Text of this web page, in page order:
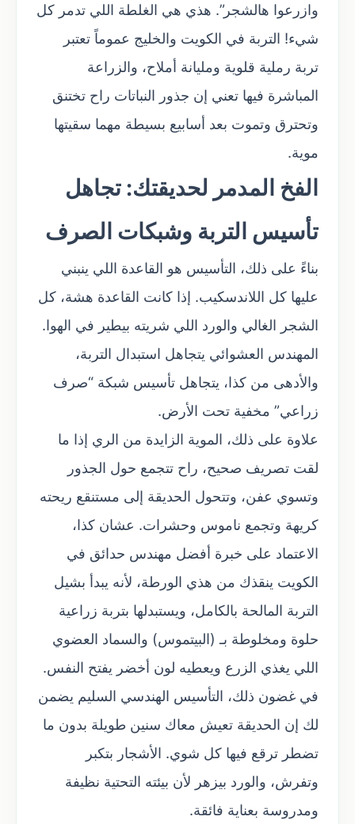
وازرعوا هالشجر”. هذي هي الغلطة اللي تدمر كل
شيء! التربة في الكويت والخليج عموماً تعتبر
تربة رملية قلوية ومليانة أملاح، والزراعة
المباشرة فيها تعني إن جذور النباتات راح تختنق
وتحترق وتموت بعد أسابيع بسيطة مهما سقيتها
موية.
الفخ المدمر لحديقتك: تجاهل
تأسيس التربة وشبكات الصرف
بناءً على ذلك، التأسيس هو القاعدة اللي ينبني
عليها كل اللاندسكيب. إذا كانت القاعدة هشة، كل
الشجر الغالي والورد اللي شريته بيطير في الهوا.
المهندس العشوائي يتجاهل استبدال التربة،
والأدهى من كذا، يتجاهل تأسيس شبكة “صرف
زراعي” مخفية تحت الأرض.
علاوة على ذلك، الموية الزايدة من الري إذا ما
لقت تصريف صحيح، راح تتجمع حول الجذور
وتسوي عفن، وتتحول الحديقة إلى مستنقع ريحته
كريهة وتجمع ناموس وحشرات. عشان كذا،
الاعتماد على خبرة أفضل مهندس حدائق في
الكويت ينقذك من هذي الورطة، لأنه يبدأ بشيل
التربة المالحة بالكامل، ويستبدلها بتربة زراعية
حلوة ومخلوطة بـ (البيتموس) والسماد العضوي
اللي يغذي الزرع ويعطيه لون أخضر يفتح النفس.
في غضون ذلك، التأسيس الهندسي السليم يضمن
لك إن الحديقة تعيش معاك سنين طويلة بدون ما
تضطر ترقع فيها كل شوي. الأشجار بتكبر
وتفرش، والورد بيزهر لأن بيئته التحتية نظيفة
ومدروسة بعناية فائقة.